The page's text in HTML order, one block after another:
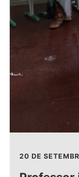
20 DE